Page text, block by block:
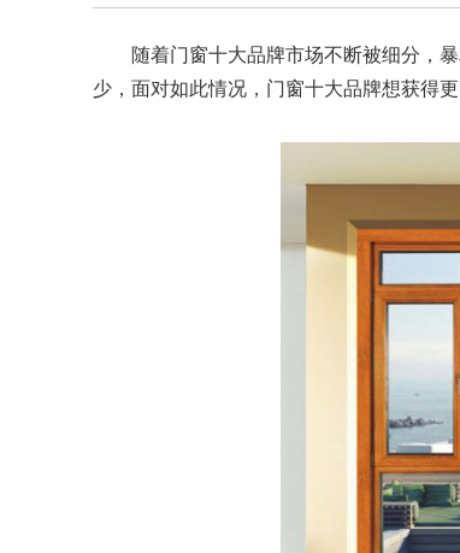
随着门窗十大品牌市场不断被细分，
少，面对如此情况，门窗十大品牌想获得